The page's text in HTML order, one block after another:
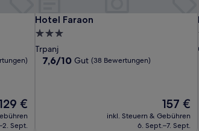
€
Sept.
Hotel Faraon
Hotel Faraon
3.0-
Sterne-
Unterkunft
Trpanj
7.6
7,6/10 Gut (38 Bewertungen)
Der
Preis
beträgt
157 €
inkl. Steuern & Gebühren
6. Sept.–7. Sept.